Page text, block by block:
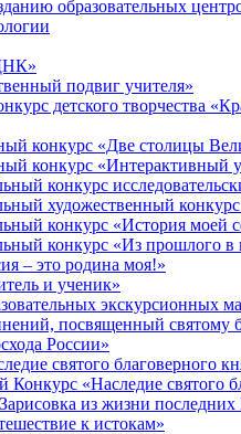
образовательных
подвиг учителя»
детского творчества
конкурс «Две столицы
конкурс «Интерактивный
конкурс
художественный конкурс
конкурс «История моей
конкурс «Из прошлого в
– это родина моя!»
и ученик»
экскурсионных
посвященный святому
России»
святого благоверного
Конкурс «Наследие святого
из жизни
к истокам»